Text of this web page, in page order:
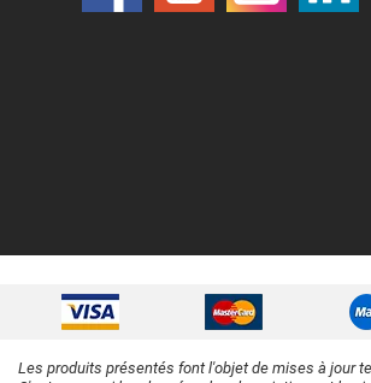
Les produits présentés font l'objet de mises à jour